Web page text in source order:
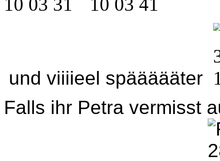
und viiiieel späääääter
Falls ihr Petra vermisst